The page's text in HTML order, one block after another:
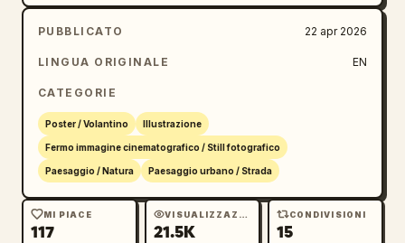
PUBBLICATO 22 apr 2026
LINGUA ORIGINALE EN
CATEGORIE
Poster / Volantino Illustrazione
Fermo immagine cinematografico / Still fotografico
Paesaggio / Natura Paesaggio urbano / Strada
MI PIACE
117
VISUALIZZAZIONI
21.5K
CONDIVISIONI
15